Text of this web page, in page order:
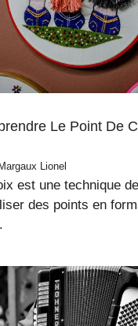
Le Point De
Margaux Lionel
est une technique
des points en